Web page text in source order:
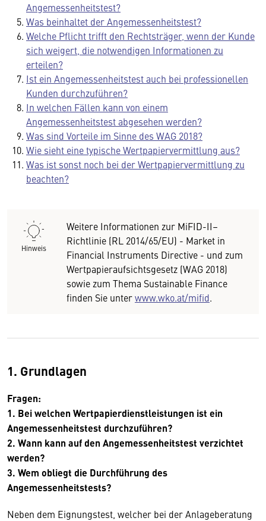
Angemessenheitstest?
Was beinhaltet der Angemessenheitstest?
Welche Pflicht trifft den Rechtsträger, wenn der Kunde
sich weigert, die notwendigen Informationen zu
erteilen?
Ist ein Angemessenheitstest auch bei professionellen
Kunden durchzuführen?
In welchen Fällen kann von einem
Angemessenheitstest abgesehen werden?
Was sind Vorteile im Sinne des WAG 2018?
Wie sieht eine typische Wertpapiervermittlung aus?
Was ist sonst noch bei der Wertpapiervermittlung zu
beachten?
Hinweis
Weitere Informationen zur MiFID-II–
Richtlinie (RL 2014/65/EU) - Market in
Financial Instruments Directive - und zum
Wertpapieraufsichtsgesetz (WAG 2018)
sowie zum Thema Sustainable Finance
finden Sie unterwww.wko.at/mifid.
1. Grundlagen
Fragen:
1. Bei welchen Wertpapierdienstleistungen ist ein
Angemessenheitstest durchzuführen?
2. Wann kann auf den Angemessenheitstest verzichtet
werden?
3. Wem obliegt die Durchführung des
Angemessenheitstests?
Neben dem Eignungstest, welcher bei der Anlageberatung